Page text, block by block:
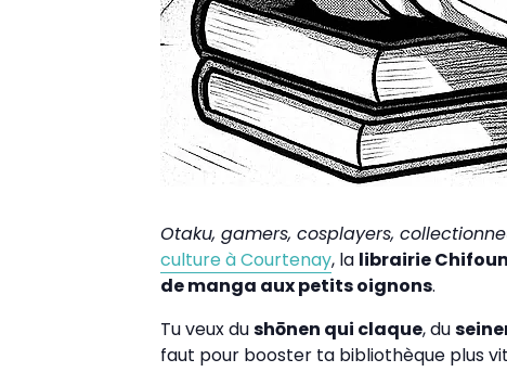
Otaku, gamers, cosplayers,
culture à Courtenay, la librairie
de manga aux petits oignons.
Tu veux dushōnen qui claque, du
faut pour booster ta bibliothèque plus